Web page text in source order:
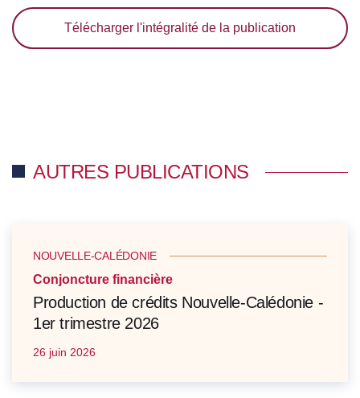
Télécharger l'intégralité de la publication
AUTRES PUBLICATIONS
NOUVELLE-CALÉDONIE
Conjoncture financière
Production de crédits Nouvelle-Calédonie -
1er trimestre 2026
26 juin 2026